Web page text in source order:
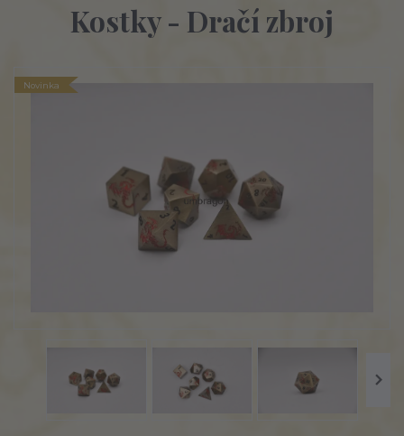
Kostky - Dračí zbroj
Novinka